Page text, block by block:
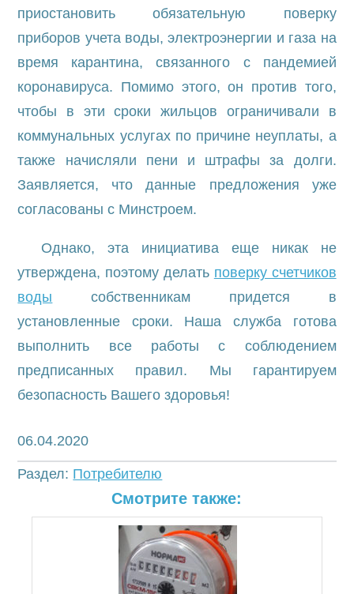
приостановить обязательную поверку
приборов учета воды, электроэнергии и газа на
время карантина, связанного с пандемией
коронавируса. Помимо этого, он против того,
чтобы в эти сроки жильцов ограничивали в
коммунальных услугах по причине неуплаты, а
также начисляли пени и штрафы за долги.
Заявляется, что данные предложения уже
согласованы с Минстроем.
Однако, эта инициатива еще никак не
утверждена, поэтому делать поверку счетчиков
воды собственникам придется в
установленные сроки. Наша служба готова
выполнить все работы с соблюдением
предписанных правил. Мы гарантируем
безопасность Вашего здоровья!
06.04.2020
Раздел: Потребителю
Смотрите также: